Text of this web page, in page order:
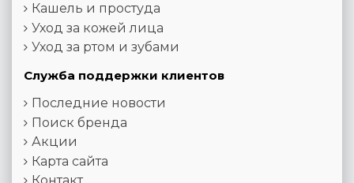
Кашель и простуда
Уход за кожей лица
Уход за ртом и зубами
Служба поддержки клиентов
Последние новости
Поиск бренда
Акции
Карта сайта